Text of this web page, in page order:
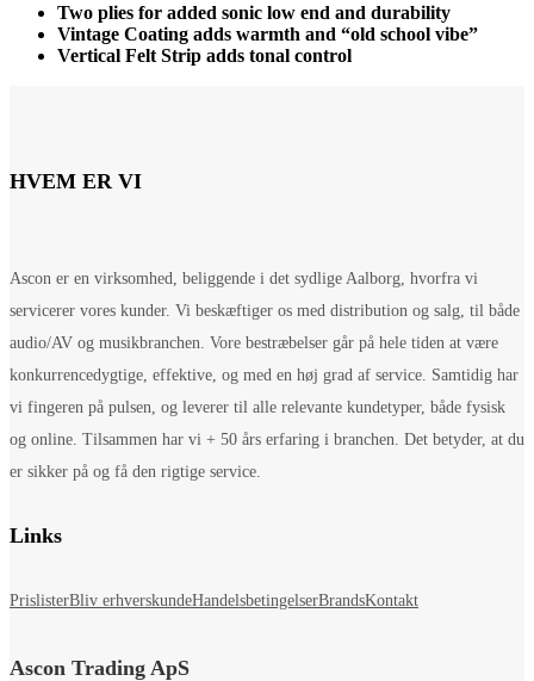
Two plies for added sonic low end and durability
Vintage Coating adds warmth and “old school vibe”
Vertical Felt Strip adds tonal control
HVEM ER VI
Ascon er en virksomhed, beliggende i det sydlige Aalborg, hvorfra vi
servicerer vores kunder. Vi beskæftiger os med distribution og salg, til både
audio/AV og musikbranchen. Vore bestræbelser går på hele tiden at være
konkurrencedygtige, effektive, og med en høj grad af service. Samtidig har
vi fingeren på pulsen, og leverer til alle relevante kundetyper, både fysisk
og online. Tilsammen har vi + 50 års erfaring i branchen. Det betyder, at du
er sikker på og få den rigtige service.
Links
PrislisterBliv erhverskundeHandelsbetingelserBrandsKontakt
Ascon Trading ApS